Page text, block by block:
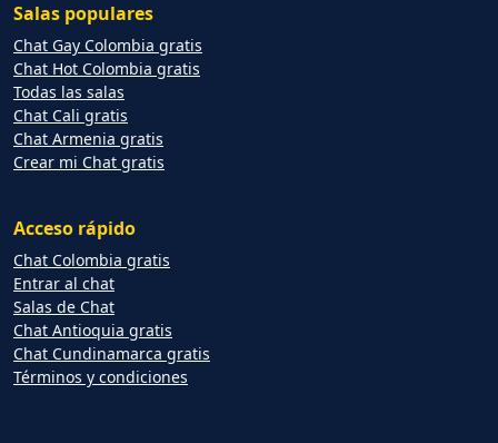
Salas populares
Chat Gay Colombia gratis
Chat Hot Colombia gratis
Todas las salas
Chat Cali gratis
Chat Armenia gratis
Crear mi Chat gratis
Acceso rápido
Chat Colombia gratis
Entrar al chat
Salas de Chat
Chat Antioquia gratis
Chat Cundinamarca gratis
Términos y condiciones